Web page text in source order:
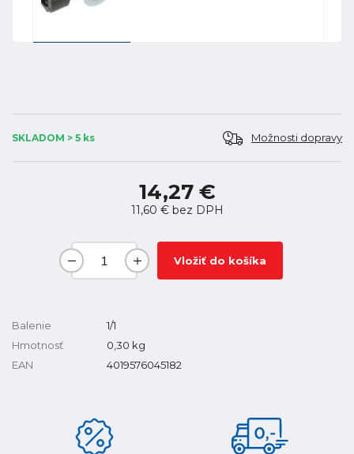
SKLADOM > 5 ks Možnosti dopravy
14,27 €
11,60 €bez DPH
Vložiť do košíka
Balenie
1/1
Hmotnosť
0,30 kg
EAN
4019576045182